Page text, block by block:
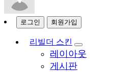
로그인 회원가입
리빌더 스킨
레이아웃
게시판